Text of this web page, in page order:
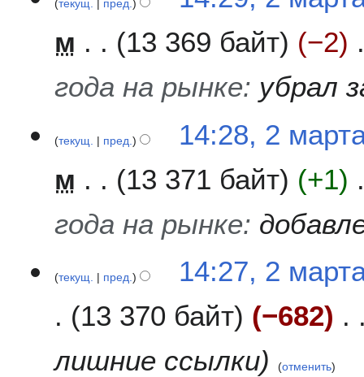
текущ. пред.
м
13 369 байт
−2
года на рынке: убрал
текущ. пред.
14:28, 2
м
13 371 байт
+1
года на рынке:
текущ. пред.
14:27, 2
13 370 байт
−682
лишние ссылки
отменить